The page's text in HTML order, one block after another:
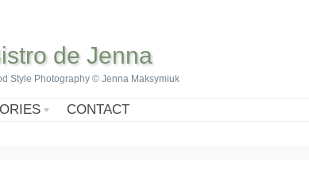
de Jenna
Style Photography © Jenna Maksymiuk
CONTACT